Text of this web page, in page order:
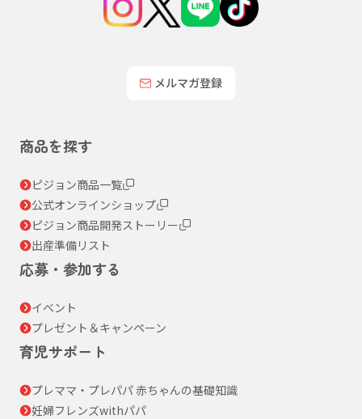
メルマガ登録
商品を探す
ピジョン商品一覧
公式オンラインショップ
ピジョン商品開発ストーリー
出産準備リスト
応募・参加する
イベント
プレゼント＆キャンペーン
育児サポート
プレママ・プレパパ 赤ちゃんの基礎知識
妊婦フレンズwithパパ